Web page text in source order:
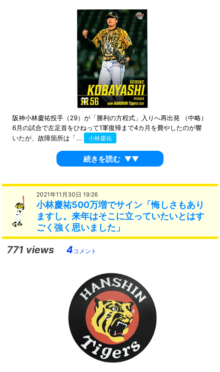
阪神小林慶祐投手（29）が「勝利の方程式」入りへ再出発 （中略）
6月の試合で左足首をひねって1軍復帰まで4カ月を費やしたのが響
いたが、故障箇所は「...
小林慶祐
続きを読む ▼▼
2021年11月30日 19:26
小林慶祐500万増でサイン「悔しさもあり
ますし。来年はそこに立っていたいとはす
ごく強く思いました」
771 views 4 コメント